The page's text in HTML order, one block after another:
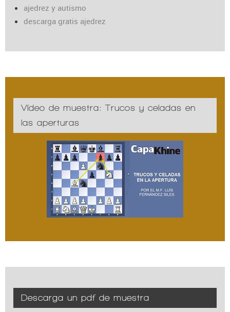
ajedrez y autismo
descarga gratis ajedrez
Vídeo de muestra: Trucos y celadas en
las aperturas
Descarga un pdf de muestra